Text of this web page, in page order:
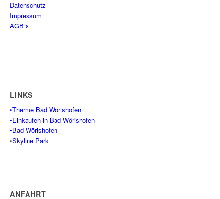
Datenschutz
Impressum
AGB´s
LINKS
•Therme Bad Wörishofen
•Einkaufen in Bad Wörishofen
•Bad Wörishofen
•Skyline Park
ANFAHRT